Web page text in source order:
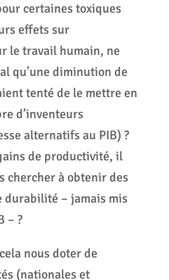
certaines toxiques
effets sur
le travail humain, ne
qu’une diminution de
tenté de le mettre en
d’inventeurs
alternatifs au PIB) ?
de productivité, il
chercher à obtenir des
durabilité – jamais mis
– ?
nous doter de
(nationales et